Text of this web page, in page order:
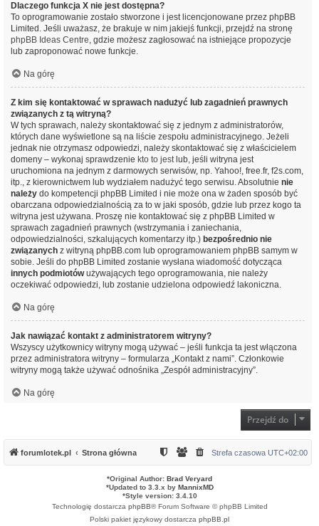
Dlaczego funkcja X nie jest dostępna?
To oprogramowanie zostało stworzone i jest licencjonowane przez phpBB
Limited. Jeśli uważasz, że brakuje w nim jakiejś funkcji, przejdź na stronę
phpBB Ideas Centre, gdzie możesz zagłosować na istniejące propozycje
lub zaproponować nowe funkcje.
Na górę
Z kim się kontaktować w sprawach nadużyć lub zagadnień prawnych
związanych z tą witryną?
W tych sprawach, należy skontaktować się z jednym z administratorów,
których dane wyświetlone są na liście zespołu administracyjnego. Jeżeli
jednak nie otrzymasz odpowiedzi, należy skontaktować się z właścicielem
domeny – wykonaj sprawdzenie kto to jestlub, jeśli witryna jest
uruchomiona na jednym z darmowych serwisów, np. Yahoo!, free.fr, f2s.com,
itp., z kierownictwem lub wydziałem nadużyć tego serwisu. Absolutnie nie
należy do kompetencji phpBB Limited i nie może ona w żaden sposób być
obarczana odpowiedzialnością za to w jaki sposób, gdzie lub przez kogo ta
witryna jest używana. Proszę nie kontaktować się z phpBB Limited w
sprawach zagadnień prawnych (wstrzymania i zaniechania,
odpowiedzialności, szkalujących komentarzy itp.) bezpośrednio nie
związanych z witryną phpBB.com lub oprogramowaniem phpBB samym w
sobie. Jeśli do phpBB Limited zostanie wysłana wiadomość dotycząca
innych podmiotówużywających tego oprogramowania, nie należy
oczekiwać odpowiedzi, lub zostanie udzielona odpowiedź lakoniczna.
Na górę
Jak nawiązać kontakt z administratorem witryny?
Wszyscy użytkownicy witryny mogą używać – jeśli funkcja ta jest włączona
przez administratora witryny – formularza „Kontakt z nami”. Członkowie
witryny mogą także używać odnośnika „Zespół administracyjny”.
Na górę
Przejdź do
forumlotek.pl Strona główna Strefa czasowa UTC+02:00
*Original Author: Brad Veryard
*Updated to 3.3.x by MannixMD
*Style version: 3.4.10
Technologię dostarcza phpBB® Forum Software © phpBB Limited
Polski pakiet językowy dostarcza phpBB.pl